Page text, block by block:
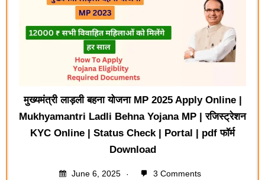
मुख्यमंत्री लाड़ली बहना योजना MP 2025 Apply Online |
Mukhyamantri Ladli Behna Yojana MP | रजिस्ट्रेशन
KYC Online | Status Check | Portal | pdf फॉर्म
Download
June 6, 2025 3 Comments